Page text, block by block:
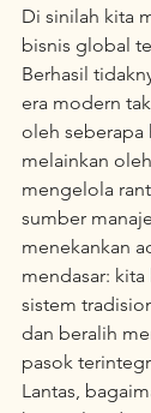
Di sinilah kita
bisnis global
Berhasil
era modern
oleh seberapa
melainkan
mengelola
sumber
menekankan
mendasar:
sistem
dan beralih
pasok
Lantas,